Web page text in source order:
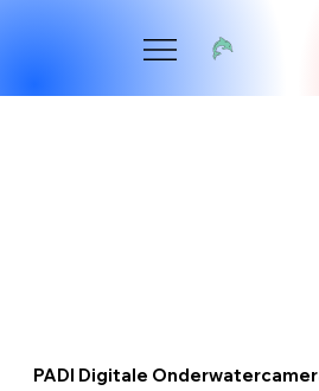
PADI Digitale